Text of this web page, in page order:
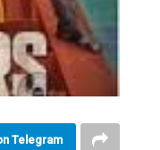
Telegram